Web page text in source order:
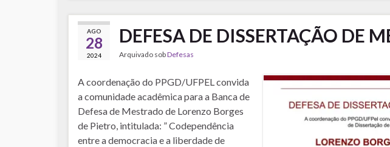
AGO
28
2024
DEFESA DE DISSERTAÇÃO DE
Arquivado sobDefesas
A coordenação do PPGD/UFPEL convida
a comunidade acadêmica para a Banca de
Defesa de Mestrado de Lorenzo Borges
de Pietro, intitulada: ” Codependência
entre a democracia e a liberdade de